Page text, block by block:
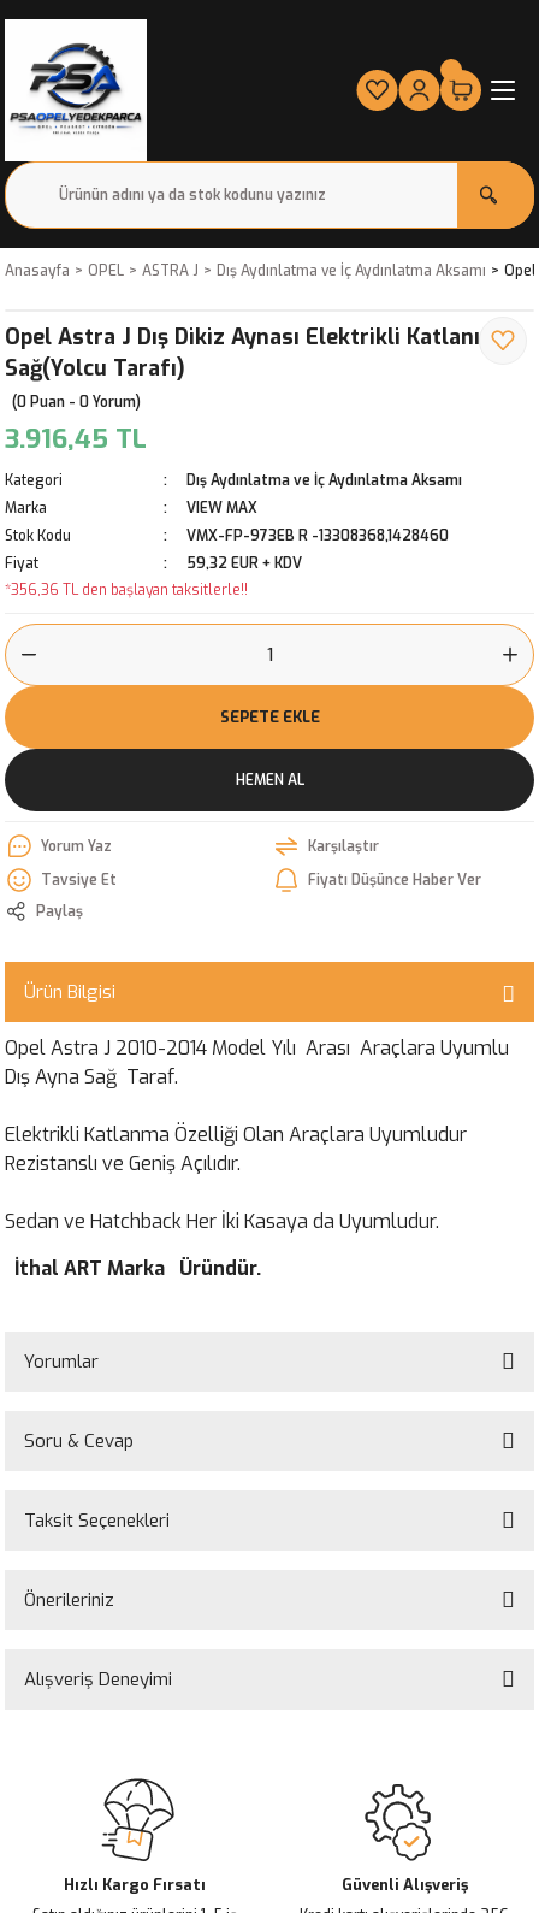
Anasayfa OPEL ASTRA J Dış Aydınlatma ve İç Aydınlatma Aksamı Opel
Opel Astra J Dış Dikiz Aynası Elektrikli Katlanır
Sağ(Yolcu Tarafı)
(0 Puan - 0 Yorum)
3.916,45 TL
Kategori
Dış Aydınlatma ve İç Aydınlatma Aksamı
Marka
VIEW MAX
Stok Kodu
VMX-FP-973EB R -13308368,1428460
Fiyat
59,32 EUR + KDV
*356,36 TL den başlayan taksitlerle!!
SEPETE EKLE
HEMEN AL
Yorum Yaz
Karşılaştır
Tavsiye Et
Fiyatı Düşünce Haber Ver
Paylaş
Ürün Bilgisi
Opel Astra J 2010-2014 Model Yılı Arası Araçlara Uyumlu
Dış Ayna Sağ Taraf.
Elektrikli Katlanma Özelliği Olan Araçlara Uyumludur
Rezistanslı ve Geniş Açılıdır.
Sedan ve Hatchback Her İki Kasaya da Uyumludur.
İthal ART Marka Üründür.
Yorumlar
Soru & Cevap
Ürün hakkında henüz soru sorulmamış.
Taksit Seçenekleri
Önerileriniz
yetersiz gördüğünüz noktaları öneri formunu kullanarak tarafımıza
Ürün resmi kalitesiz, bozuk veya görüntülenemiyor.
Ürün açıklamasında eksik bilgiler bulunuyor.
Ürün bilgilerinde hatalar bulunuyor.
Ürün fiyatı diğer sitelerden daha pahalı.
Alışveriş Deneyimi
Hızlı Kargo Fırsatı Güvenli Alışveriş